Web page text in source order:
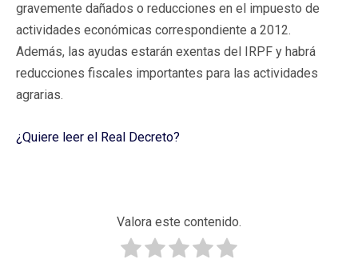
gravemente dañados o reducciones en el impuesto de
actividades económicas correspondiente a 2012.
Además, las ayudas estarán exentas del IRPF y habrá
reducciones fiscales importantes para las actividades
agrarias.
¿Quiere leer el Real Decreto?
Valora este contenido.